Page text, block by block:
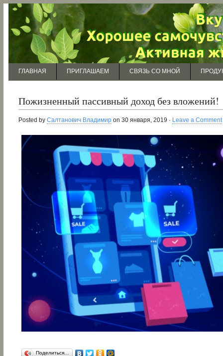
ГЛАВНАЯ ПРИГЛАШАЕМ СВЯЗЬ СО МНОЙ
Пожизненный пассивный доход без вложений!
Posted by Салтанович Владимир on 30 января, 2019 · Leave a Comment
Поделиться…